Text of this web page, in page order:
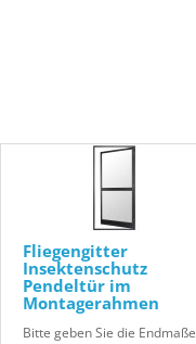
Fliegengitter
Insektenschutz
Pendeltür im
Montagerahmen
Bitte geben Sie die Endmaße